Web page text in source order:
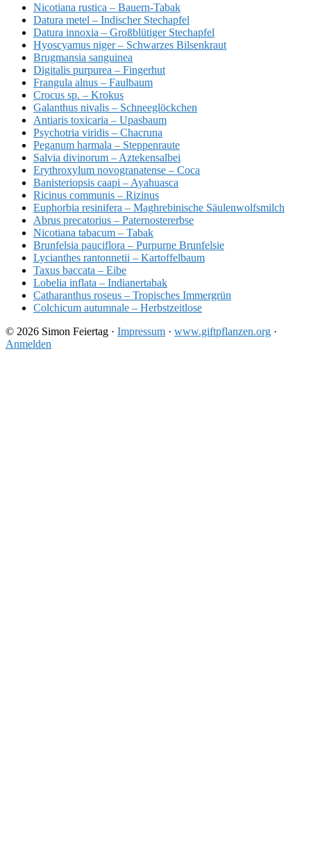
Nicotiana rustica – Bauern-Tabak
Datura metel – Indischer Stechapfel
Datura innoxia – Großblütiger Stechapfel
Hyoscyamus niger – Schwarzes Bilsenkraut
Brugmansia sanguinea
Digitalis purpurea – Fingerhut
Frangula alnus – Faulbaum
Crocus sp. – Krokus
Galanthus nivalis – Schneeglöckchen
Antiaris toxicaria – Upasbaum
Psychotria viridis – Chacruna
Peganum harmala – Steppenraute
Salvia divinorum – Aztekensalbei
Erythroxylum novogranatense – Coca
Banisteriopsis caapi – Ayahuasca
Ricinus communis – Rizinus
Euphorbia resinifera – Maghrebinische Säulenwolfsmilch
Abrus precatorius – Paternostererbse
Nicotiana tabacum – Tabak
Brunfelsia pauciflora – Purpurne Brunfelsie
Lycianthes rantonnetii – Kartoffelbaum
Taxus baccata – Eibe
Lobelia inflata – Indianertabak
Catharanthus roseus – Tropisches Immergrün
Colchicum autumnale – Herbstzeitlose
© 2026 Simon Feiertag · Impressum · www.giftpflanzen.org ·
Anmelden